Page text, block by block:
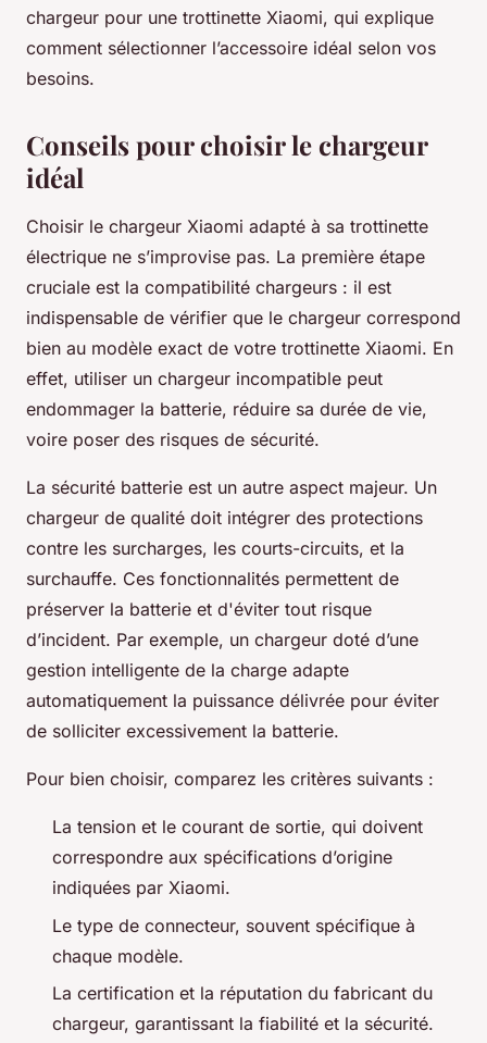
chargeur pour une trottinette Xiaomi, qui explique
comment sélectionner l’accessoire idéal selon vos
besoins.
Conseils pour choisir le chargeur
idéal
Choisir le chargeur Xiaomi adapté à sa trottinette
électrique ne s’improvise pas. La première étape
cruciale est la compatibilité chargeurs : il est
indispensable de vérifier que le chargeur correspond
bien au modèle exact de votre trottinette Xiaomi. En
effet, utiliser un chargeur incompatible peut
endommager la batterie, réduire sa durée de vie,
voire poser des risques de sécurité.
La sécurité batterie est un autre aspect majeur. Un
chargeur de qualité doit intégrer des protections
contre les surcharges, les courts-circuits, et la
surchauffe. Ces fonctionnalités permettent de
préserver la batterie et d'éviter tout risque
d’incident. Par exemple, un chargeur doté d’une
gestion intelligente de la charge adapte
automatiquement la puissance délivrée pour éviter
de solliciter excessivement la batterie.
Pour bien choisir, comparez les critères suivants :
La tension et le courant de sortie, qui doivent
correspondre aux spécifications d’origine
indiquées par Xiaomi.
Le type de connecteur, souvent spécifique à
chaque modèle.
La certification et la réputation du fabricant du
chargeur, garantissant la fiabilité et la sécurité.